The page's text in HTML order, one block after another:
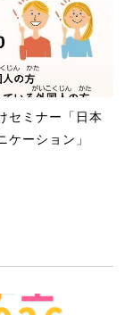
セミナー「日本
ケーション」